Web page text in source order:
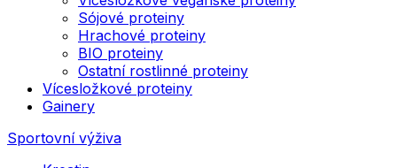
Sójové proteiny
Hrachové proteiny
BIO proteiny
Ostatní rostlinné proteiny
Vícesložkové proteiny
Gainery
Sportovní výživa